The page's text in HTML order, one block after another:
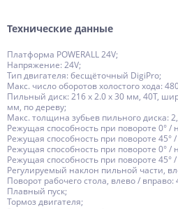
Технические данные
Платформа POWERALL 24V;
Напряжение: 24V;
Тип двигателя: бесщёточный DigiPro;
Макс. число оборотов холостого хода:
Пильный диск: 216 х 2.0 х 30 мм, 40Т,
мм, по дереву;
Макс. толщина зубьев пильного диска:
Режущая способность при повороте 0° /
Режущая способность при повороте 45°
Режущая способность при повороте 0° /
Режущая способность при повороте 45°
Регулируемый наклон пильной части,
Поворот рабочего стола, влево / вправо:
Плавный пуск;
Тормоз двигателя;